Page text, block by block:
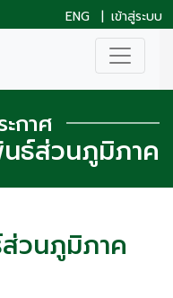
ENG | เข้าสู่ระบบ
ะกาศ
นธ์ส่วนภูมิภาค
วนภูมิภาค